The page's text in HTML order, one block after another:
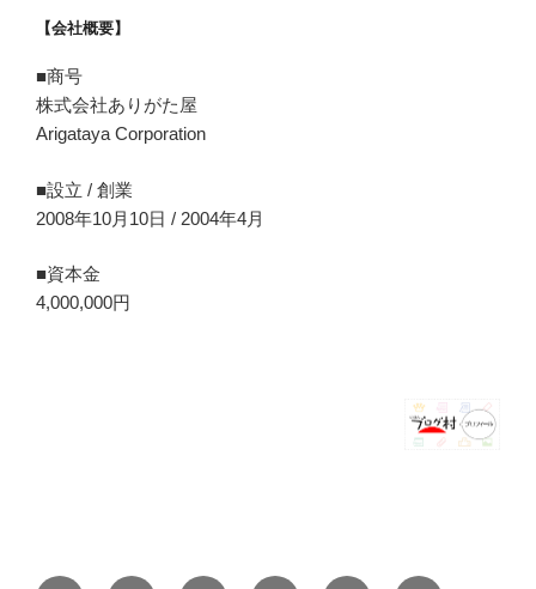
【会社概要】
■商号
株式会社ありがた屋
Arigataya Corporation
■設立 / 創業
2008年10月10日 / 2004年4月
■資本金
4,000,000円